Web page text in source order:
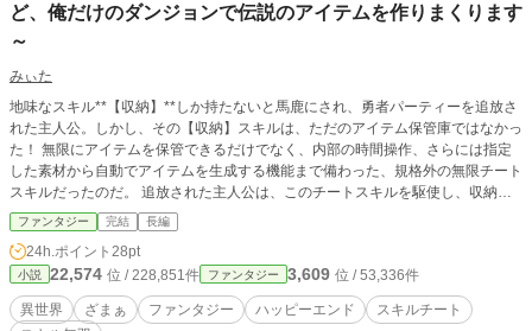
ど、俺だけのダンジョンで伝説のアイテムを作りまくります
～
みぃた
地味なスキル**【収納】**しか持たないと馬鹿にされ、勇者パーティーを追放さ
れた主人公。しかし、その【収納】スキルは、ただのアイテム保管庫ではなかっ
た！ 無限にアイテムを保管できるだけでなく、内部の時間操作、さらには指定
した素材から自動でアイテムを生成する機能まで備わった、規格外の無限チート
スキルだったのだ。 追放された主人公は、このチートスキルを駆使し、収納空
間の中に自分だけの理想のダンジョンを創造。そこで伝説級のアイテムを量産
し、いずれ世界を驚かせる存在となる。そして、かつて自分を蔑み、追放した者
たちへの爽快なざまぁが始まる。
ファンタジー 完結 長編
24h.ポイント 28pt
小説 22,574 位 / 228,851件 ファンタジー 3,609 位 / 53,336件
異世界 ざまぁ ファンタジー ハッピーエンド
スキルチート